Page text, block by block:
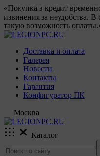
«Покупка в кредит
извинения за неудобства.
такую возможность
Доставка и оплата
Галерея
Новости
Контакты
Гарантия
Конфигуратор ПК
Москва
Каталог